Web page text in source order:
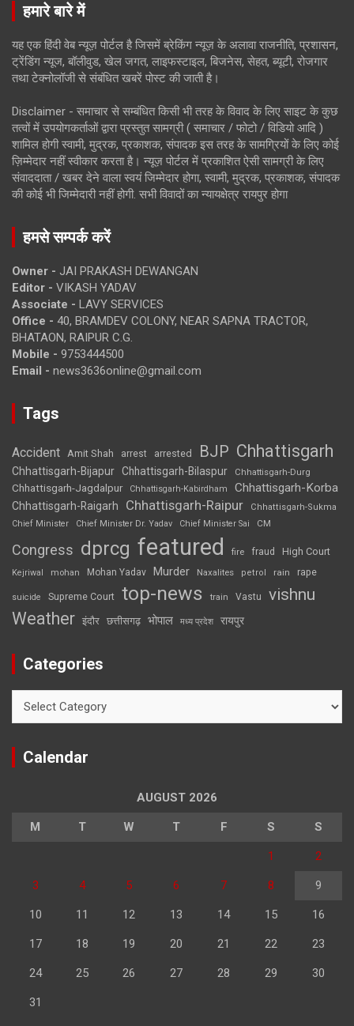
हमारे बारे में
यह एक हिंदी वेब न्यूज़ पोर्टल है जिसमें ब्रेकिंग न्यूज़ के अलावा राजनीति, प्रशासन,
ट्रेंडिंग न्यूज, बॉलीवुड, खेल जगत, लाइफस्टाइल, बिजनेस, सेहत, ब्यूटी, रोजगार
तथा टेक्नोलॉजी से संबंधित खबरें पोस्ट की जाती है।
Disclaimer - समाचार से सम्बंधित किसी भी तरह के विवाद के लिए साइट के कुछ
तत्वों में उपयोगकर्ताओं द्वारा प्रस्तुत सामग्री ( समाचार / फोटो / विडियो आदि )
शामिल होगी स्वामी, मुद्रक, प्रकाशक, संपादक इस तरह के सामग्रियों के लिए कोई
ज़िम्मेदार नहीं स्वीकार करता है। न्यूज़ पोर्टल में प्रकाशित ऐसी सामग्री के लिए
संवाददाता / खबर देने वाला स्वयं जिम्मेदार होगा, स्वामी, मुद्रक, प्रकाशक, संपादक
की कोई भी जिम्मेदारी नहीं होगी. सभी विवादों का न्यायक्षेत्र रायपुर होगा
हमसे सम्पर्क करें
Owner - JAI PRAKASH DEWANGAN
Editor - VIKASH YADAV
Associate - LAVY SERVICES
Office - 40, BRAMDEV COLONY, NEAR SAPNA TRACTOR,
BHATAON, RAIPUR C.G.
Mobile - 9753444500
Email - news3636online@gmail.com
Tags
Accident Amit Shah arrest arrested BJP Chhattisgarh
Chhattisgarh-Bijapur Chhattisgarh-Bilaspur Chhattisgarh-Durg
Chhattisgarh-Jagdalpur Chhattisgarh-Kabirdham Chhattisgarh-Korba
Chhattisgarh-Raigarh Chhattisgarh-Raipur
Chhattisgarh-Sukma
Chief Minister
Chief Minister Dr. Yadav Chief Minister Sai CM
Congress dprcg featured fire fraud High Court
Kejriwal mohan Mohan Yadav Murder Naxalites petrol rain rape
suicide Supreme Court top-news train Vastu vishnu
Weather इंदौर छत्तीसगढ़ भोपाल मध्य प्रदेश रायपुर
Categories
Calendar
AUGUST 2026
M T W T F S S
1 2
3 4 5 6 7 8 9
10 11 12 13 14 15 16
17 18 19 20 21 22 23
24 25 26 27 28 29 30
31